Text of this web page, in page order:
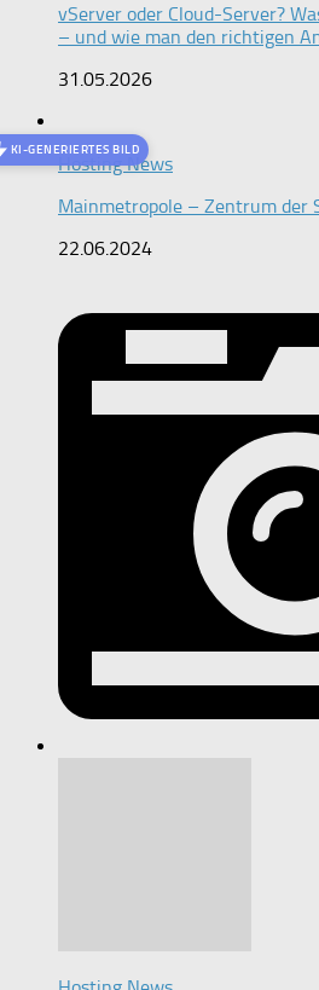
vServer oder Cloud-Server?
– und wie man den richtigen
31.05.2026
KI-GENERIERTES BILD
Hosting News
Mainmetropole – Zentrum der
22.06.2024